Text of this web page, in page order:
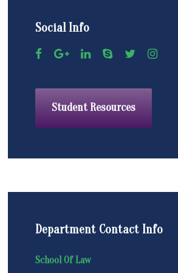
Social Info
Student Resources
Department Contact Info
School Of Law